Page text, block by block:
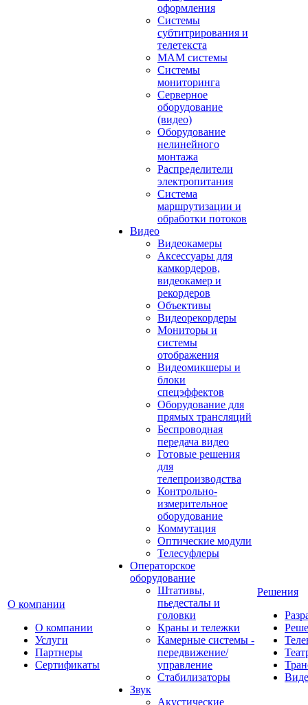
О компании
О компании
Услуги
Партнеры
Сертификаты
оформления
Системы
субтитрирования и
телетекста
MAM системы
Системы
мониторинга
Серверное
оборудование
(видео)
Оборудование
нелинейного
монтажа
Распределители
электропитания
Система
маршрутизации и
обработки потоков
Видео
Видеокамеры
Аксессуары для
камкордеров,
видеокамер и
рекордеров
Объективы
Видеорекордеры
Мониторы и
системы
отображения
Видеомикшеры и
блоки
спецэффектов
Оборудование для
прямых трансляций
Беспроводная
передача видео
Готовые решения
для
телепроизводства
Контрольно-
измерительное
оборудование
Коммутация
Оптические модули
Телесуфлеры
Операторское
оборудование
Штативы,
пьедесталы и
головки
Краны и тележки
Камерные системы -
передвижение/
управление
Стабилизаторы
Звук
Акустические
Решения